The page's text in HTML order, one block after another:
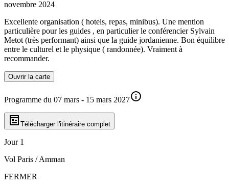
novembre 2024
Excellente organisation ( hotels, repas, minibus). Une mention
particulière pour les guides , en particulier le conférencier Sylvain
Metot (très performant) ainsi que la guide jordanienne. Bon équilibre
entre le culturel et le physique ( randonnée). Vraiment à
recommander.
Ouvrir la carte
Programme du 07 mars - 15 mars 2027
Télécharger l'itinéraire complet
Jour 1
Vol Paris / Amman
FERMER